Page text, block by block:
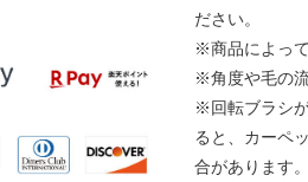
ださい。
※商品によっ
※角度や毛の
※回転ブラシ
ると、カーペ
合があります。